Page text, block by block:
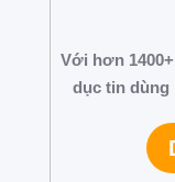
Với hơn
dục tin dùng